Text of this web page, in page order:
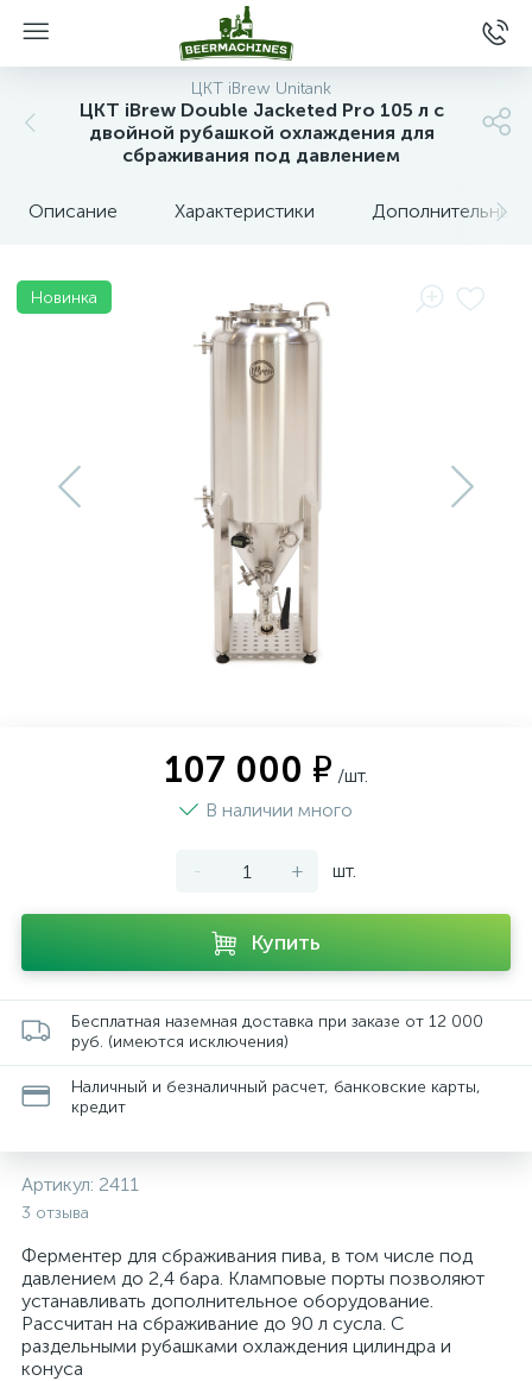
ЦКТ iBrew Unitank
ЦКТ iBrew Double Jacketed Pro 105 л с
двойной рубашкой охлаждения для
сбраживания под давлением
Описание Характеристики Дополнительные
Новинка
107 000 ₽ /шт.
В наличии много
- + шт.
Купить
Бесплатная наземная доставка при заказе от 12 000
руб. (имеются исключения)
Наличный и безналичный расчет, банковские карты,
кредит
Артикул: 2411
3 отзыва
Ферментер для сбраживания пива, в том числе под
давлением до 2,4 бара. Кламповые порты позволяют
устанавливать дополнительное оборудование.
Рассчитан на сбраживание до 90 л сусла. С
раздельными рубашками охлаждения цилиндра и
конуса